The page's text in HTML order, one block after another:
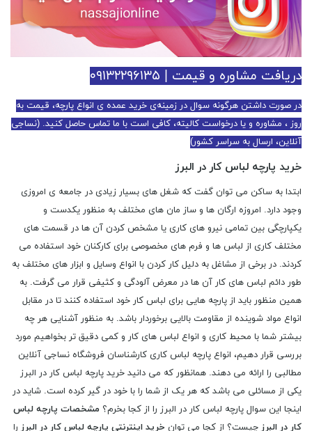
دریافت مشاوره و قیمت | ۰۹۱۳۲۲۹۶۱۳۵
در صورت داشتن هرگونه سوال در زمینه‌ی خرید عمده ی انواع پارچه، قیمت به
روز ، مشاوره و یا درخواست کالیته، کافی است با ما تماس حاصل کنید. (نساجی
آنلاین، ارسال به سراسر کشور)
خرید پارچه لباس کار در البرز
ابتدا به ساکن می توان گفت که شغل های بسیار زیادی در جامعه ی امروزی
وجود دارد. امروزه ارگان ها و ساز مان های مختلف به منظور یکدست و
یکپارچگی بین تمامی نیرو های کاری یا مشخص کردن آن ها در قسمت های
مختلف کاری از لباس ها و فرم های مخصوصی برای کارکنان خود استفاده می
کردند. در برخی از مشاغل به دلیل کار کردن با انواع وسایل و ابزار های مختلف به
طور دائم لباس های کار آن ها در معرض آلودگی و کثیفی قرار می گرفت. به
همین منظور باید از پارچه هایی برای لباس کار خود استفاده کنند تا در مقابل
انواع مواد شوینده از مقاومت بالایی برخوردار باشد. به منظور آشنایی هر چه
بیشتر شما با محیط کاری و انواع لباس های کار و کمی دقیق تر بخواهیم مورد
بررسی قرار دهیم، انواع پارچه لباس کاری کارشناسان فروشگاه نساجی آنلاین
مطالبی را ارائه می دهند. همانظور که می دانید خرید پارچه لباس کار در البرز
یکی از مسائلی می باشد که هر یک از شما را با خود در گیر کرده است. شاید در
اینجا این سوال پارچه لباس کار در البرز را از کجا بخرم؟ مشخصات پارچه لباس
کار در البرز چیست؟ از کجا می توان خرید اینترنتی پارچه لباس کار در البرز را